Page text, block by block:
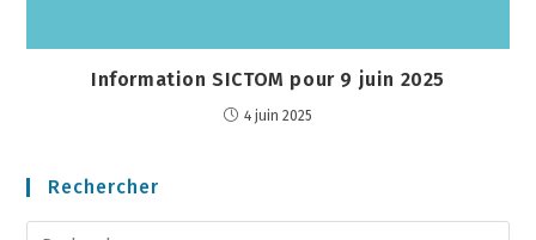
Information SICTOM pour 9 juin 2025
4 juin 2025
Rechercher